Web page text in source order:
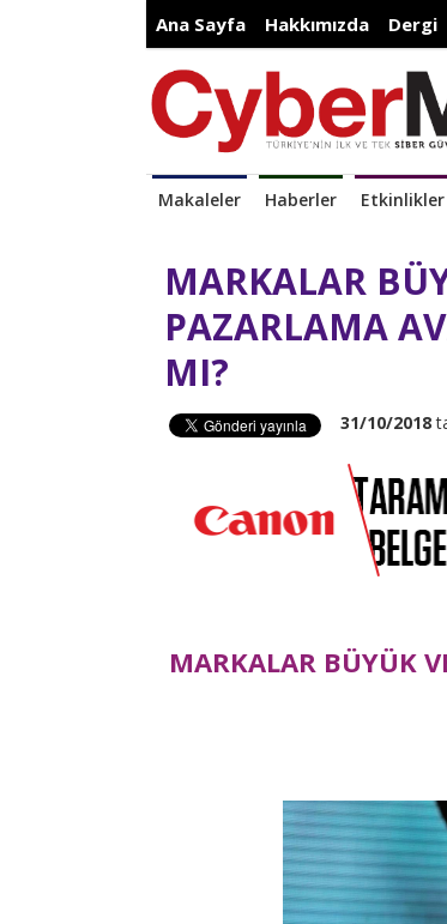
Ana Sayfa Hakkımızda Dergi
Makaleler Haberler Etkinlikler
MARKALAR
PAZARLAMA
MI?
31/10/2018
MARKALAR BÜYÜK